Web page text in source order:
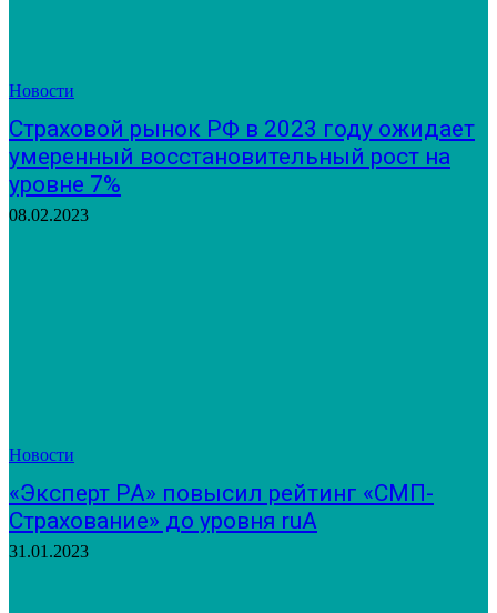
Новости
Страховой рынок РФ в 2023 году ожидает
умеренный восстановительный рост на
уровне 7%
08.02.2023
Новости
«Эксперт РА» повысил рейтинг «СМП-
Страхование» до уровня ruA
31.01.2023